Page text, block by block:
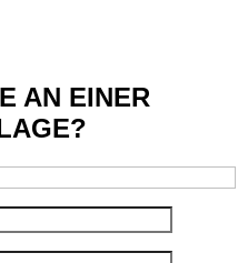
AN EINER